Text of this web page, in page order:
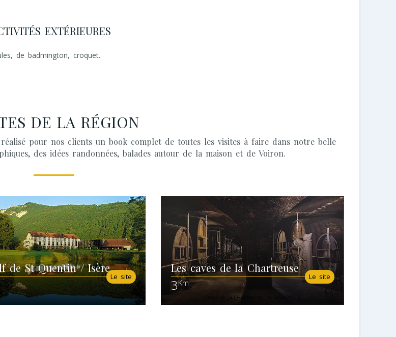
EXTÉRIEURES
de badmington, croquet.
DE LA RÉGION
pour nos clients un book complet de toutes les visites à faire dans notre belle
des idées randonnées, balades autour de la maison et de Voiron.
de St Quentin / Isère
Le site
Les caves de la Chartreuse
Le site
3Km